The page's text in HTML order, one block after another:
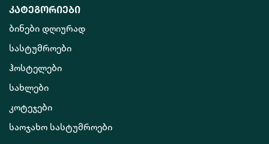
კატეგორიები
ბინები დღიურად
სასტუმროები
ჰოსტელები
სახლები
კოტეჯები
საოჯახო სასტუმროები